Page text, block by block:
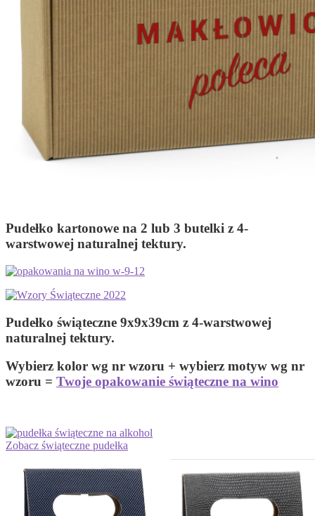
Pudełko kartonowe na 2 lub 3 butelki z 4-
warstwowej naturalnej tektury.
Pudełko świąteczne 9x9x39cm z 4-warstwowej
naturalnej tektury.
Wybierz kolor wg nr wzoru + wybierz motyw wg nr
wzoru = Twoje opakowanie świąteczne na wino
Zobacz świąteczne pudełka